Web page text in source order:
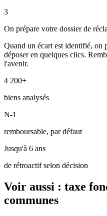
3
On prépare votre dossier de
Quand un écart est identifié, on
déposer en quelques clics.
l'avenir.
4 200+
biens analysés
N-1
remboursable, par défaut
Jusqu'à 6 ans
de rétroactif selon décision
Voir aussi : taxe
communes